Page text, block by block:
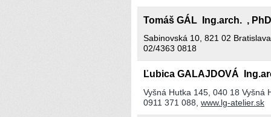
Tomáš GÁL Ing.arch. ,
Sabinovská 10, 821 02 Bratislava
02/4363 0818
Ľubica GALAJDOVÁ
Vyšná Hutka 145, 040 18 Vyšná
0911 371 088, www.lg-atelier.sk